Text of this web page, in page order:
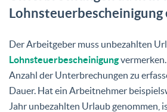
Lohnsteuerbescheinigung
Der Arbeitgeber muss unbezahlten
Lohnsteuerbescheinigung
Anzahl der Unterbrechungen zu
Dauer. Hat ein Arbeitnehmer
Jahr unbezahlten Urlaub genommen,